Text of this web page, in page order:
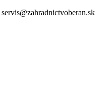
servis@zahradnictvoberan.sk